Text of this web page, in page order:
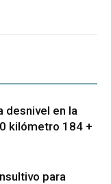
desnivel en la
kilómetro 184 +
para